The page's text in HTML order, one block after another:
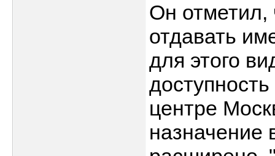
Он
отдавать
для этого
центре
назначение